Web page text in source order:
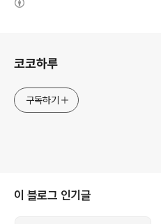
코코하루
구독하기
이 블로그 인기글